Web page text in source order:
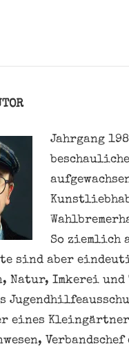
Jahrgang
So ziemlich
sind aber
Natur, Imkerei
eines
Verbandschef